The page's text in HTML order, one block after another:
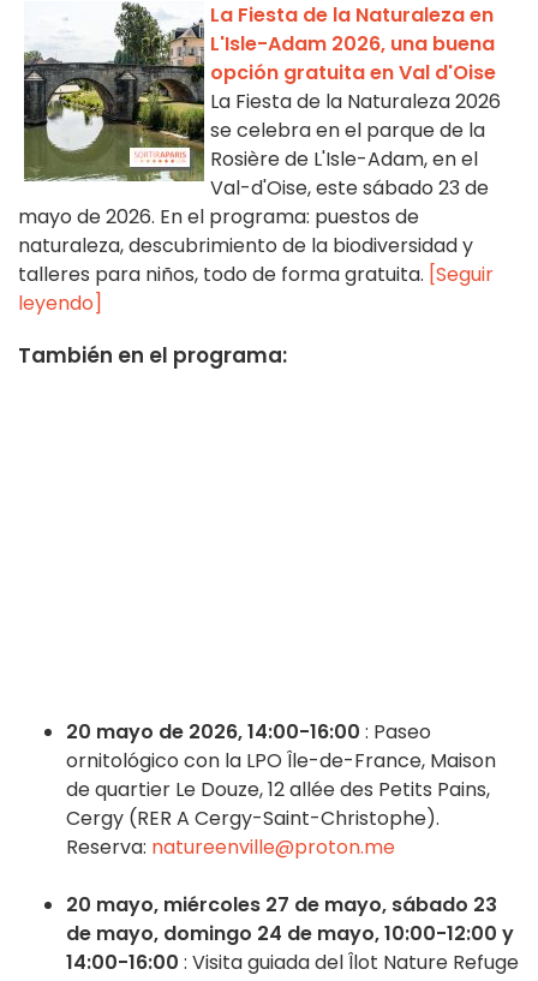
La Fiesta de la Naturaleza en
L'Isle-Adam 2026, una buena
opción gratuita en Val d'Oise
La Fiesta de la Naturaleza 2026
se celebra en el parque de la
Rosière de L'Isle-Adam, en el
Val-d'Oise, este sábado 23 de
mayo de 2026. En el programa: puestos de
naturaleza, descubrimiento de la biodiversidad y
talleres para niños, todo de forma gratuita. [Seguir
leyendo]
También en el programa:
20 mayo de 2026, 14:00-16:00 : Paseo
ornitológico con la LPO Île-de-France, Maison
de quartier Le Douze, 12 allée des Petits Pains,
Cergy (RER A Cergy-Saint-Christophe).
Reserva: natureenville@proton.me
20 mayo, miércoles 27 de mayo, sábado 23
de mayo, domingo 24 de mayo, 10:00-12:00 y
14:00-16:00 : Visita guiada del Îlot Nature Refuge